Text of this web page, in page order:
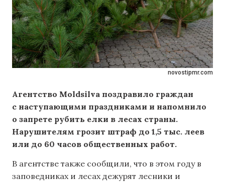
novostipmr.com
Агентство Moldsilva поздравило граждан
с наступающими праздниками и напомнило
о запрете рубить елки в лесах страны.
Нарушителям грозит штраф до 1,5 тыс. леев
или до 60 часов общественных работ.
В агентстве также сообщили, что в этом году в
заповедниках и лесах дежурят лесники и